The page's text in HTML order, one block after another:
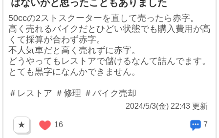
はないかと思ったこともありました
50ccの2ストスクーターを直して売ったら赤字。
高く売れるバイクだとひどい状態でも購入費用が高
くて採算が合わず赤字。
不人気車だと高く売れずに赤字。
どうやってもレストアで儲けるなんて詰んでます。
とても黒字になんかできません。
＃レストア ＃修理 ＃バイク売却
2024/5/3(金) 22:43 更新
★ 16 7